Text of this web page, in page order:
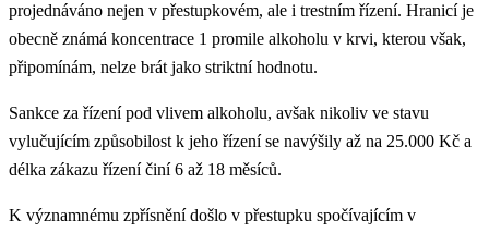
projednáváno nejen v přestupkovém, ale i trestním řízení. Hranicí je
obecně známá koncentrace 1 promile alkoholu v krvi, kterou však,
připomínám, nelze brát jako striktní hodnotu.
Sankce za řízení pod vlivem alkoholu, avšak nikoliv ve stavu
vylučujícím způsobilost k jeho řízení se navýšily až na 25.000 Kč a
délka zákazu řízení činí 6 až 18 měsíců.
K významnému zpřísnění došlo v přestupku spočívajícím v